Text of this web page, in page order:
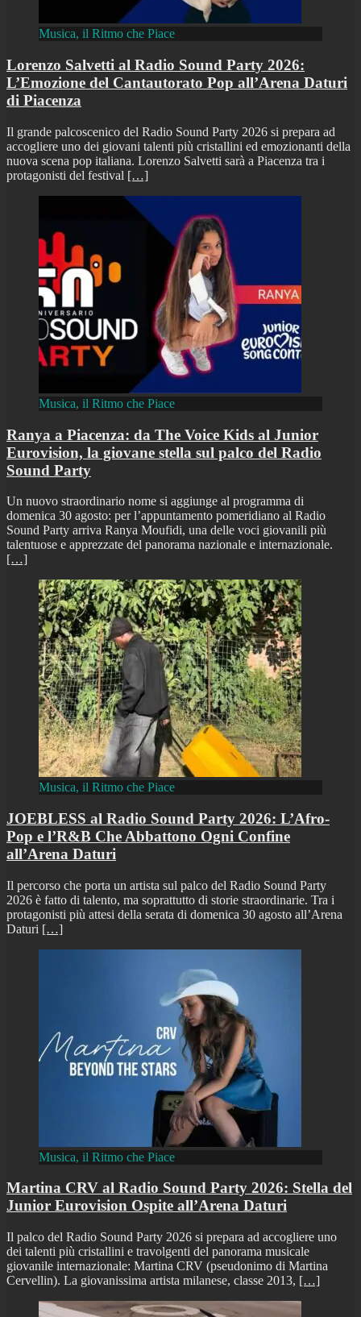
Musica, il Ritmo che Piace
Lorenzo Salvetti al Radio Sound Party 2026:
L’Emozione del Cantautorato Pop all’Arena Daturi
di Piacenza
Il grande palcoscenico del Radio Sound Party 2026 si prepara ad
accogliere uno dei giovani talenti più cristallini ed emozionanti della
nuova scena pop italiana. Lorenzo Salvetti sarà a Piacenza tra i
protagonisti del festival […]
Musica, il Ritmo che Piace
Ranya a Piacenza: da The Voice Kids al Junior
Eurovision, la giovane stella sul palco del Radio
Sound Party
Un nuovo straordinario nome si aggiunge al programma di
domenica 30 agosto: per l’appuntamento pomeridiano al Radio
Sound Party arriva Ranya Moufidi, una delle voci giovanili più
talentuose e apprezzate del panorama nazionale e internazionale.
[…]
Musica, il Ritmo che Piace
JOEBLESS al Radio Sound Party 2026: L’Afro-
Pop e l’R&B Che Abbattono Ogni Confine
all’Arena Daturi
Il percorso che porta un artista sul palco del Radio Sound Party
2026 è fatto di talento, ma soprattutto di storie straordinarie. Tra i
protagonisti più attesi della serata di domenica 30 agosto all’Arena
Daturi […]
Musica, il Ritmo che Piace
Martina CRV al Radio Sound Party 2026: Stella del
Junior Eurovision Ospite all’Arena Daturi
Il palco del Radio Sound Party 2026 si prepara ad accogliere uno
dei talenti più cristallini e travolgenti del panorama musicale
giovanile internazionale: Martina CRV (pseudonimo di Martina
Cervellin). La giovanissima artista milanese, classe 2013, […]